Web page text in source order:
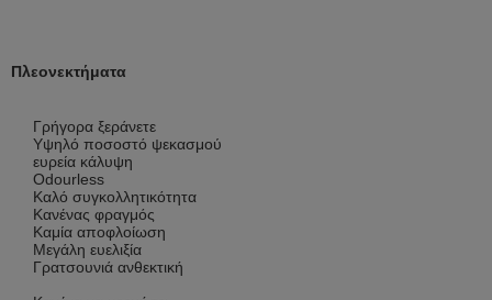
Πλεονεκτήματα
Γρήγορα ξεράνετε
Υψηλό ποσοστό ψεκασμού
ευρεία κάλυψη
Odourless
Καλό συγκολλητικότητα
Κανένας φραγμός
Καμία αποφλοίωση
Μεγάλη ευελιξία
Γρατσουνιά ανθεκτική